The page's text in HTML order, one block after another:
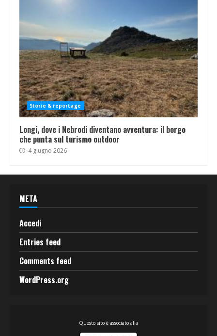
Storie & reportage
Longi, dove i Nebrodi diventano avventura: il borgo
che punta sul turismo outdoor
4 giugno 2026
META
Accedi
Entries feed
Comments feed
WordPress.org
Questo sito è associato alla